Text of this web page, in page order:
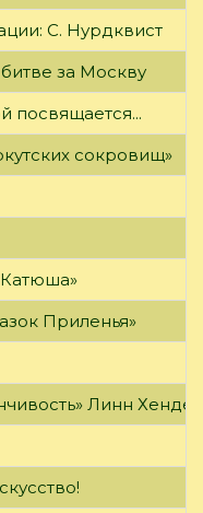
С. Нурдквист
за Москву
посвящается...
сокровищ»
Приленья»
Линн